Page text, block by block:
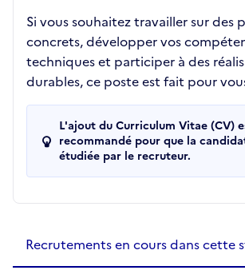
Si vous souhaitez travailler sur des
concrets, développer vos
techniques et participer à des
durables, ce poste est fait pour
L'ajout du Curriculum Vitae (CV)
recommandé pour que la
étudiée par le recruteur.
Recrutements en cours dans cette